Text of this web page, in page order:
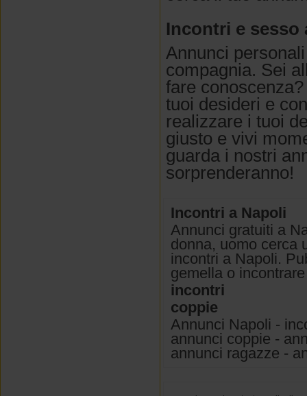
Incontri e sesso
Annunci
compagnia. Sei
fare
tuoi desideri e
realizzare i tuoi
giusto e vivi
guarda i nostri
sorprenderanno!
Incontri a Napoli
Annunci gratuiti a
donna, uomo cerca
incontri a Napoli.
gemella o
incontri
coppie
Annunci Napoli -
annunci coppie -
annunci ragazze -